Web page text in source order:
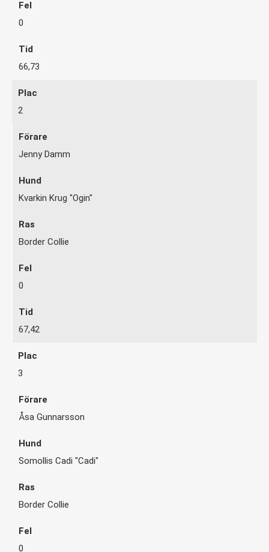
0
66,73
2
Jenny Damm
Kvarkin Krug "Ogin"
Border Collie
0
67,42
3
Åsa Gunnarsson
Somollis Cadi "Cadi"
Border Collie
0